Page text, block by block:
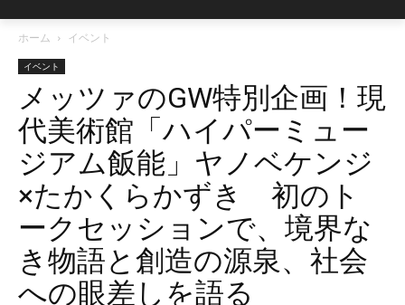
ホーム イベント
イベント
メッツァのGW特別企画！現
代美術館「ハイパーミュー
ジアム飯能」ヤノベケンジ
×たかくらかずき 初のト
ークセッションで、境界な
き物語と創造の源泉、社会
への眼差しを語る